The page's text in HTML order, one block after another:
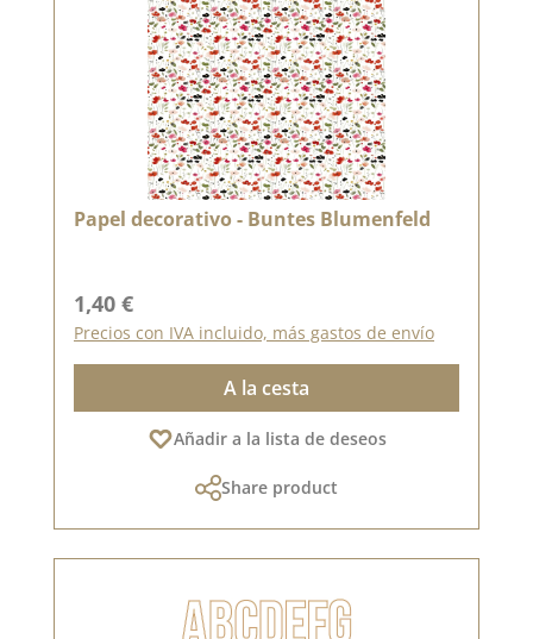
Papel decorativo - Buntes Blumenfeld
Precio normal:
1,40 €
Precios con IVA incluido, más gastos de envío
A la cesta
Añadir a la lista de deseos
Share product